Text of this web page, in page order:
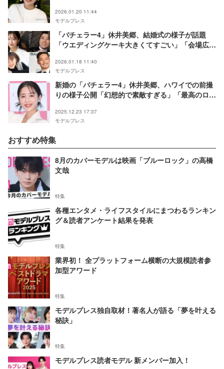
2026.01.20 11:44
モデルプレス
「バチェラー4」休井美郷、結婚式の様子が話題
「ウエディングケーキ大きくてすごい」「会場広く
2026.01.18 11:40
モデルプレス
新婚の「バチェラー4」休井美郷、ハワイでの前撮
りの様子公開「幻想的で素敵すぎる」「最高のロケ
2025.12.23 17:37
モデルプレス
おすすめ特集
8月のカバーモデルは映画「ブルーロック」の高橋
文哉
特集
各種エンタメ・ライフスタイルにまつわるランキン
グ＆読者アンケート結果を発表
特集
業界初！ 全プラットフォーム横断の大規模読者参
加型アワード
特集
モデルプレス独自取材！著名人が語る「夢を叶える
秘訣」
特集
モデルプレス読者モデル 新メンバー加入！